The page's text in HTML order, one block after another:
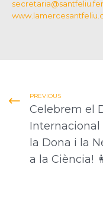
PREVIOUS
Celebrem el
Internacional
la Dona i la
a la Ciència!